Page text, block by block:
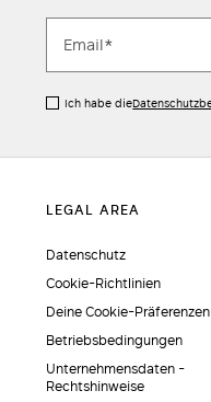
Ich habe die
Datenschutz
Cookie-Richtlinien
Deine Cookie-Präferenzen
Betriebsbedingungen
Unternehmensdaten -
Rechtshinweise